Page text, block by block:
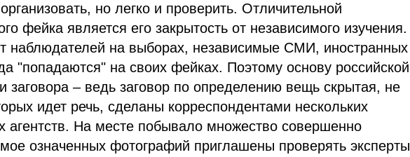
но легко и проверить. Отличительной
фейка является его закрытость от независимого изучения.
наблюдателей на выборах, независимые СМИ, иностранных
"попадаются" на своих фейках. Поэтому основу российской
заговора – ведь заговор по определению вещь скрытая, не
идет речь, сделаны корреспондентами нескольких
На месте побывало множество совершенно
означенных фотографий приглашены проверять эксперты